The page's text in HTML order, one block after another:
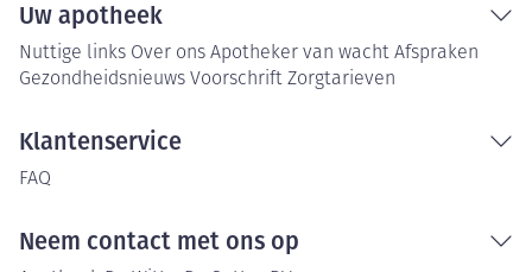
Uw apotheek
Nuttige links Over ons Apotheker van wacht Afspraken
Gezondheidsnieuws Voorschrift Zorgtarieven
Klantenservice
FAQ
Neem contact met ons op